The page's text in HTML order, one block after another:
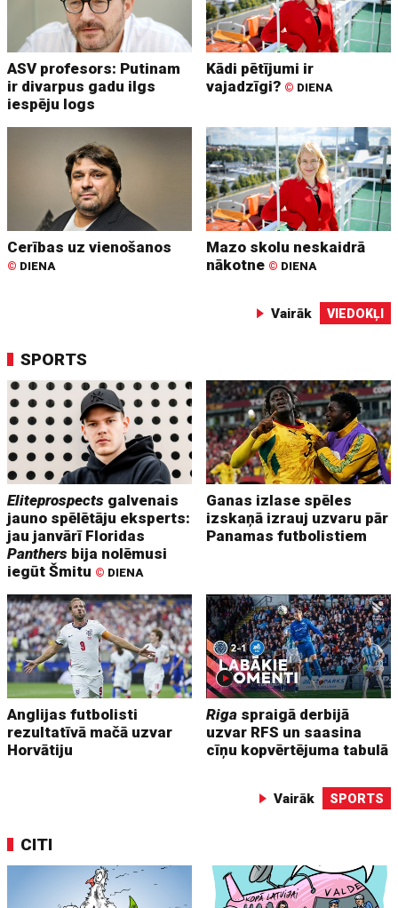
ASV profesors: Putinam
ir divarpus gadu ilgs
iespēju logs
Kādi pētījumi ir
vajadzīgi? © DIENA
Cerības uz vienošanos
© DIENA
Mazo skolu neskaidrā
nākotne © DIENA
Vairāk VIEDOKĻI
SPORTS
Eliteprospects galvenais
jauno spēlētāju eksperts:
jau janvārī Floridas
Panthers bija nolēmusi
iegūt Šmitu © DIENA
Ganas izlase spēles
izskaņā izrauj uzvaru pār
Panamas futbolistiem
Anglijas futbolisti
rezultatīvā mačā uzvar
Horvātiju
Riga spraigā derbijā
uzvar RFS un saasina
cīņu kopvērtējuma tabulā
Vairāk SPORTS
CITI